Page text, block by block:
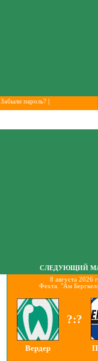
Забыли пароль?|
СЛЕДУЮЩИЙ
8 августа 2026 г.
Фехта. "Ам
?:?
Вердер